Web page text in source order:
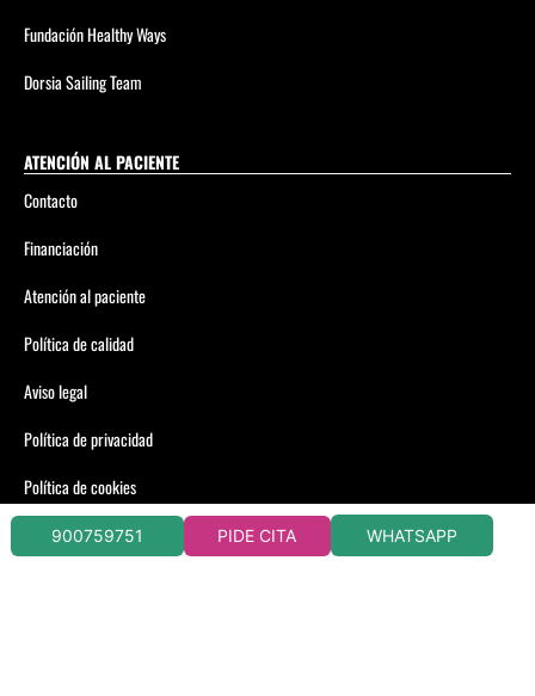
Fundación Healthy Ways
Dorsia Sailing Team
ATENCIÓN AL PACIENTE
Contacto
Financiación
Atención al paciente
Política de calidad
Aviso legal
Política de privacidad
Política de cookies
900759751 PIDE CITA WHATSAPP